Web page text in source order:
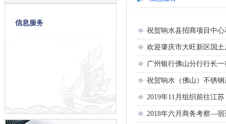
信息服务
祝贺响水县招商项目中
欢迎肇庆市大旺新区国
广州银行佛山分行行长
祝贺响水（佛山）不锈
2019年11月组织前往江
2018年六月商务考察—宿